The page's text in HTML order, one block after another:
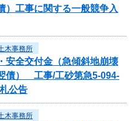
）工事に関する一般競争入
木事務所
安全交付金（急傾斜地崩壊
債） 工事/工砂第急5-094-
公告
木事務所